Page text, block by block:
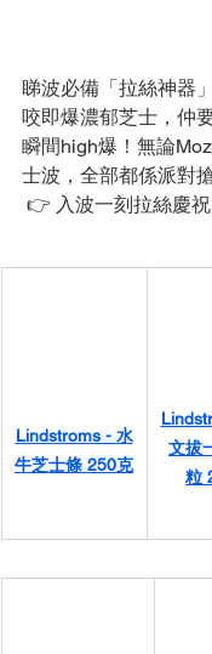
睇波必備「拉絲神器
咬即爆濃郁芝士，仲
瞬間high爆！無論
士波，全部都係派對
👉 入波一刻拉絲慶祝
Lindstroms - 水
牛芝士條 250克
文拔
粒